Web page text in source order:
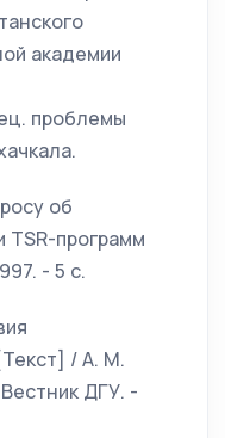
академии
проблемы
об
программ
- 5 c.
/ А. М.
ДГУ. -